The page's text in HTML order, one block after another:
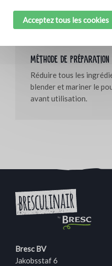
Acceptez tous les cookies
3 feuilles de citron
Méthode de préparation
Réduire tous les
blender et mariner le
avant utilisation.
Bresc BV
Jakobsstaf 6